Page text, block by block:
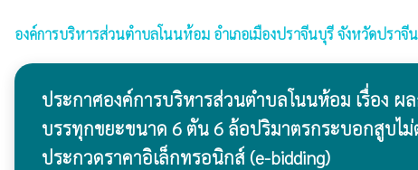
องค์การบริหารส่วนตำบลโนนห้อม อำเภอเมืองปราจีนบุรี จังหวัดปราจี
ประกาศองค์การบริหารส่วนตำบลโนนห้อม เรื่อง
บรรทุกขยะขนาด 6 ตัน 6 ล้อปริมาตรกระบอกสูบไ
ประกวดราคาอิเล็กทรอนิกส์ (e-bidding)